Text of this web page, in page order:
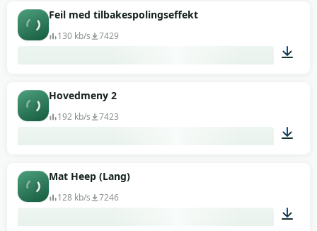
Feil med tilbakespolingseffekt
130 kb/s 7429
Hovedmeny 2
192 kb/s 7423
Mat Heep (Lang)
128 kb/s 7246